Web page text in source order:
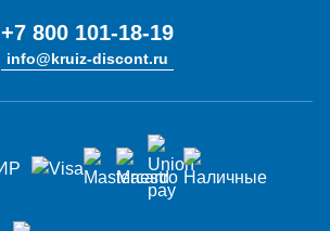
+7 800 101-18-19
info@kruiz-discont.ru